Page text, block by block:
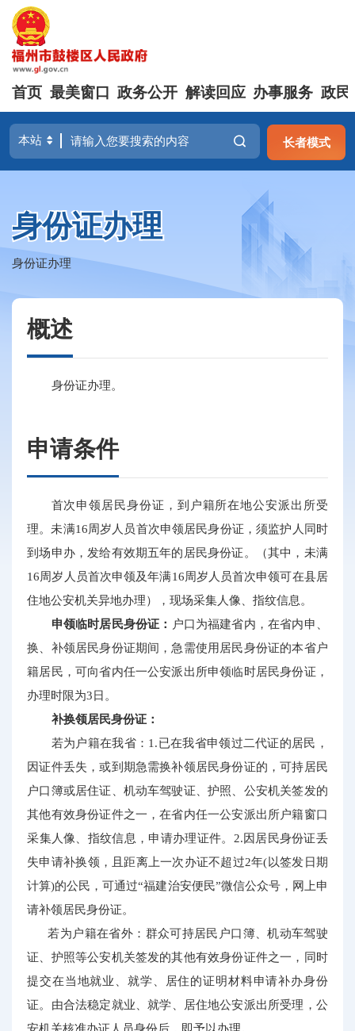
首页 最美窗口 政务公开 解读回应 办事服务 政民
长者模式
身份证办理
身份证办理
概述
身份证办理。
申请条件
首次申领居民身份证，到户籍所在地公安派出所受
理。未满16周岁人员首次申领居民身份证，须监护人同时
到场申办，发给有效期五年的居民身份证。（其中，未满
16周岁人员首次申领及年满16周岁人员首次申领可在县居
住地公安机关异地办理），现场采集人像、指纹信息。
申领临时居民身份证： 户口为福建省内，在省内申、
换、补领居民身份证期间，急需使用居民身份证的本省户
籍居民，可向省内任一公安派出所申领临时居民身份证，
办理时限为3日。
补换领居民身份证：
若为户籍在我省：1.已在我省申领过二代证的居民，
因证件丢失，或到期急需换补领居民身份证的，可持居民
户口簿或居住证、机动车驾驶证、护照、公安机关签发的
其他有效身份证件之一，在省内任一公安派出所户籍窗口
采集人像、指纹信息，申请办理证件。2.因居民身份证丢
失申请补换领，且距离上一次办证不超过2年(以签发日期
计算)的公民，可通过“福建治安便民”微信公众号，网上申
请补领居民身份证。
若为户籍在省外： 群众可持居民户口簿、机动车驾驶
证、护照等公安机关签发的其他有效身份证件之一，同时
提交在当地就业、就学、居住的证明材料申请补办身份
证。由合法稳定就业、就学、居住地公安派出所受理，公